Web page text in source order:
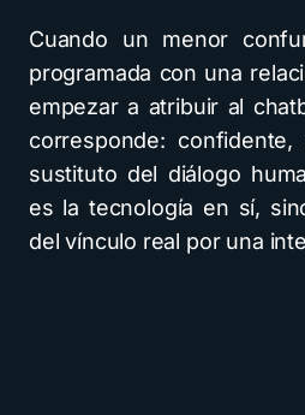
Cuando un menor
programada con una
empezar a atribuir al
corresponde:
sustituto del diálogo
es la tecnología en sí,
del vínculo real por una